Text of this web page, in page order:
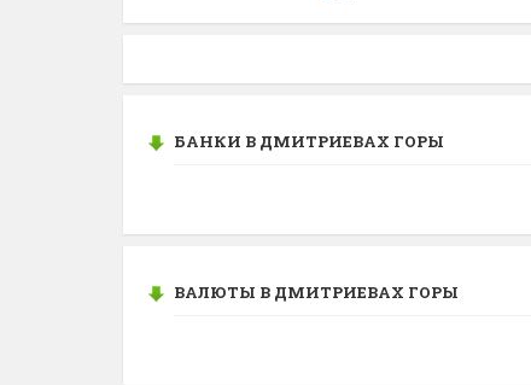
БАНКИ В ДМИТРИЕВАХ ГОРЫ
ВАЛЮТЫ В ДМИТРИЕВАХ ГОРЫ